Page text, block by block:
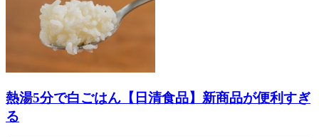
熱湯5分で白ごはん【日清食品】新商品が便利すぎ
る